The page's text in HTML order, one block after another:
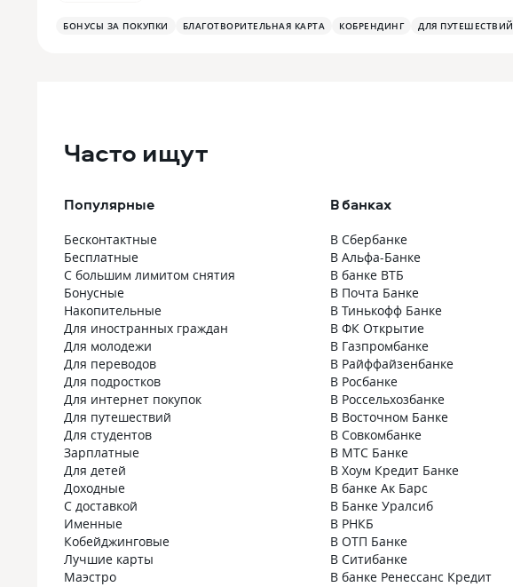
БОНУСЫ ЗА ПОКУПКИ БЛАГОТВОРИТЕЛЬНАЯ КАРТА КОБРЕНДИНГ ДЛЯ ПУТЕШЕСТВИЙ
Часто ищут
Популярные
Бесконтактные
Бесплатные
С большим лимитом снятия
Бонусные
Накопительные
Для иностранных граждан
Для молодежи
Для переводов
Для подростков
Для интернет покупок
Для путешествий
Для студентов
Зарплатные
Для детей
Доходные
С доставкой
Именные
Кобейджинговые
Лучшие карты
Маэстро
В банках
В Сбербанке
В Альфа-Банке
В банке ВТБ
В Почта Банке
В Тинькофф Банке
В ФК Открытие
В Газпромбанке
В Райффайзенбанке
В Росбанке
В Россельхозбанке
В Восточном Банке
В Совкомбанке
В МТС Банке
В Хоум Кредит Банке
В банке Ак Барс
В Банке Уралсиб
В РНКБ
В ОТП Банке
В Ситибанке
В банке Ренессанс Кредит